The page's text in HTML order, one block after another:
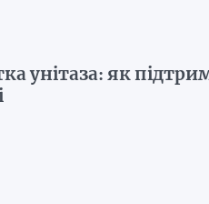
унітаза: як